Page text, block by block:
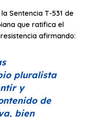
Sentencia T-531 de
que ratifica el
afirmando:
pluralista
y
de
bien